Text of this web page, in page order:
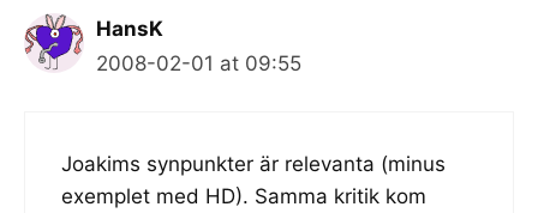
HansK
2008-02-01 at 09:55
Joakims synpunkter är relevanta (minus
exemplet med HD). Samma kritik kom